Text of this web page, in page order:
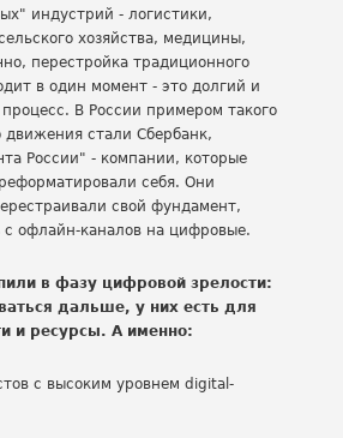
индустрий - логистики,
хозяйства, медицины,
перестройка традиционного
в один момент - это долгий и
В России примером такого
движения стали Сбербанк,
России" - компании, которые
себя. Они
свой фундамент,
с офлайн-каналов на цифровые.
в фазу цифровой зрелости:
дальше, у них есть для
и ресурсы. А именно:
с высоким уровнем digital-